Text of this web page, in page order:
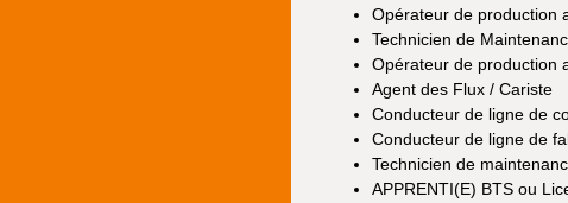
Opérateur de production
Technicien de
Opérateur de production
Agent des Flux / Cariste
Conducteur de ligne de
Conducteur de ligne de
Technicien de
APPRENTI(E) BTS ou